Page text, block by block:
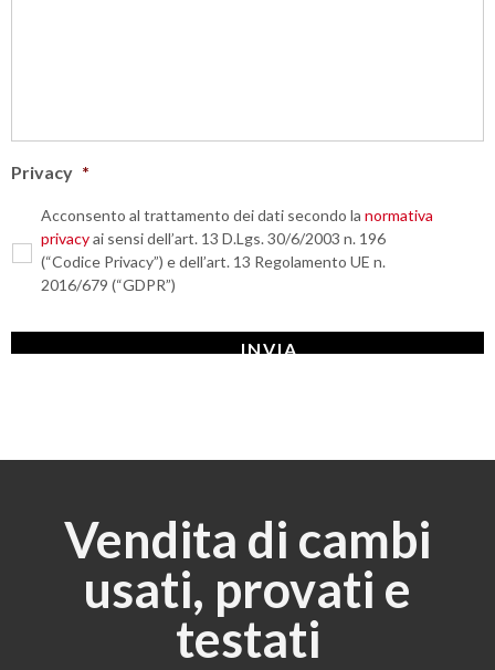
Privacy *
Acconsento al trattamento dei dati secondo la normativa
privacyai sensi dell’art. 13 D.Lgs. 30/6/2003 n. 196
(“Codice Privacy”) e dell’art. 13 Regolamento UE n.
2016/679 (“GDPR”)
Vendita di cambi
usati, provati e
testati